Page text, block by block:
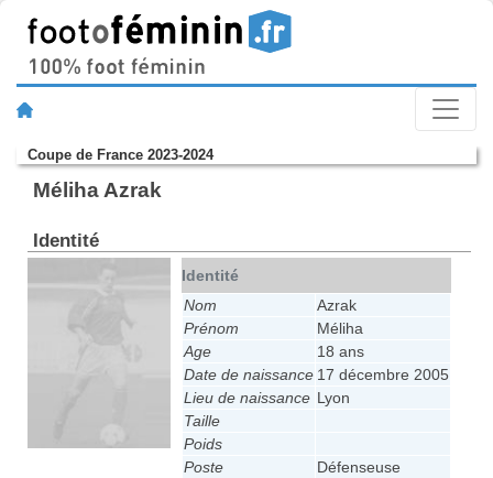
Coupe de France 2023-2024
Méliha Azrak
Identité
Identité
Nom
Azrak
Prénom
Méliha
Age
18 ans
Date de naissance 17 décembre 2005
Lieu de naissance Lyon
Taille
Poids
Poste
Défenseuse